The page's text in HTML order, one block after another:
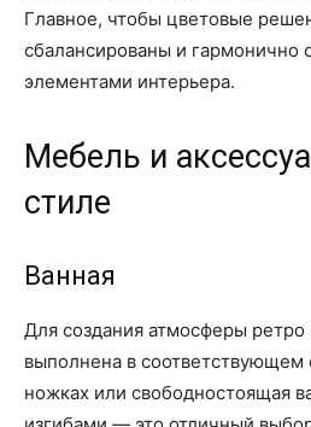
Главное, чтобы цветовые
сбалансированы и гармонично
элементами интерьера.
Мебель и
стиле
Ванная
Для создания атмосферы
выполнена в соответствующем
ножках или свободностоящая